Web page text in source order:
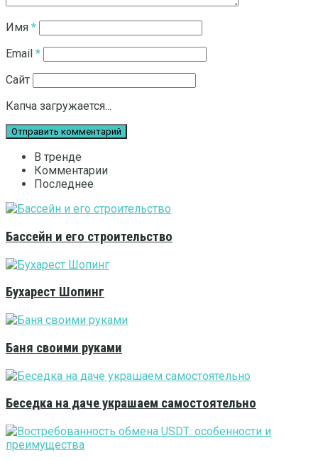
Имя *
Email *
Сайт
Капча загружается...
В тренде
Комментарии
Последнее
Бассейн и его строительство
Бухарест Шопинг
Баня своими руками
Беседка на даче украшаем самостоятельно